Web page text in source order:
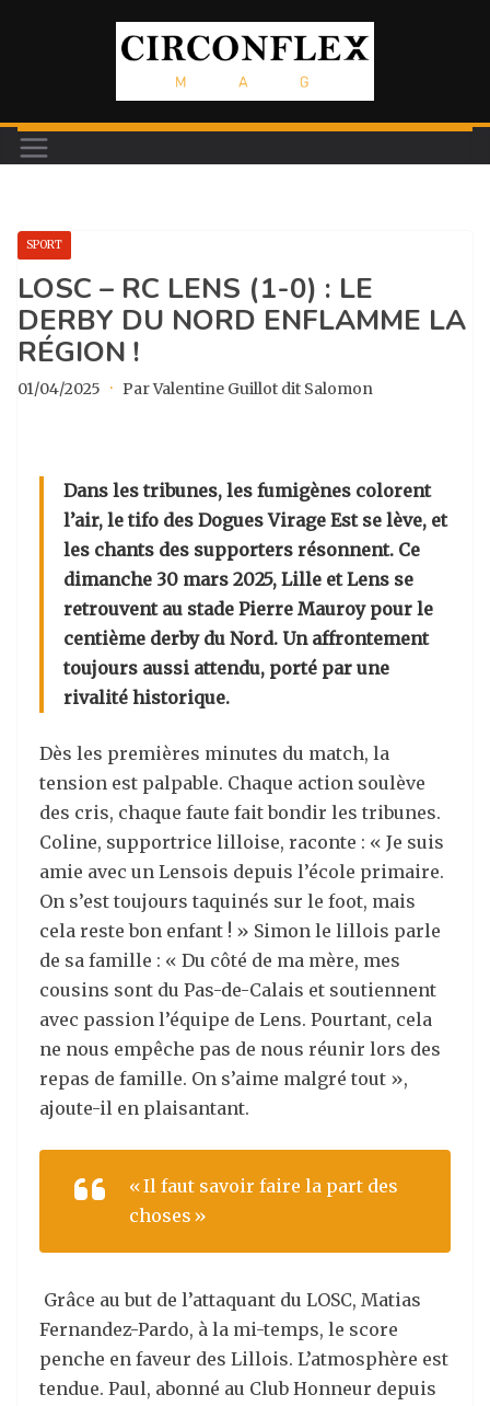
SPORT
LOSC – RC LENS (1-0) : LE
DERBY DU NORD ENFLAMME LA
RÉGION !
01/04/2025 · Par Valentine Guillot dit Salomon
Dans les tribunes, les fumigènes colorent
l’air, le tifo des Dogues Virage Est se lève, et
les chants des supporters résonnent. Ce
dimanche 30 mars 2025, Lille et Lens se
retrouvent au stade Pierre Mauroy pour le
centième derby du Nord. Un affrontement
toujours aussi attendu, porté par une
rivalité historique.
Dès les premières minutes du match, la
tension est palpable. Chaque action soulève
des cris, chaque faute fait bondir les tribunes.
Coline, supportrice lilloise, raconte : « Je suis
amie avec un Lensois depuis l’école primaire.
On s’est toujours taquinés sur le foot, mais
cela reste bon enfant ! » Simon le lillois parle
de sa famille : « Du côté de ma mère, mes
cousins sont du Pas-de-Calais et soutiennent
avec passion l’équipe de Lens. Pourtant, cela
ne nous empêche pas de nous réunir lors des
repas de famille. On s’aime malgré tout »,
ajoute-il en plaisantant.
« Il faut savoir faire la part des
choses »
Grâce au but de l’attaquant du LOSC, Matias
Fernandez-Pardo, à la mi-temps, le score
penche en faveur des Lillois. L’atmosphère est
tendue. Paul, abonné au Club Honneur depuis